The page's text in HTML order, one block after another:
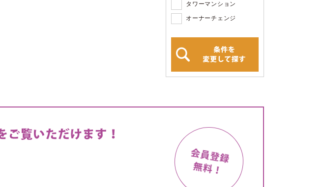
タワーマンション
オーナーチェンジ